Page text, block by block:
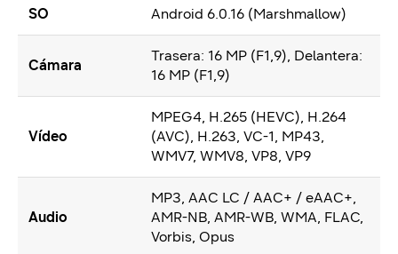
SO Android 6.0.16 (Marshmallow)
Cámara
Trasera: 16 MP (F1,9), Delantera:
16 MP (F1,9)
Vídeo
MPEG4, H.265 (HEVC), H.264
(AVC), H.263, VC-1, MP43,
WMV7, WMV8, VP8, VP9
Audio
MP3, AAC LC / AAC+ / eAAC+,
AMR-NB, AMR-WB, WMA, FLAC,
Vorbis, Opus